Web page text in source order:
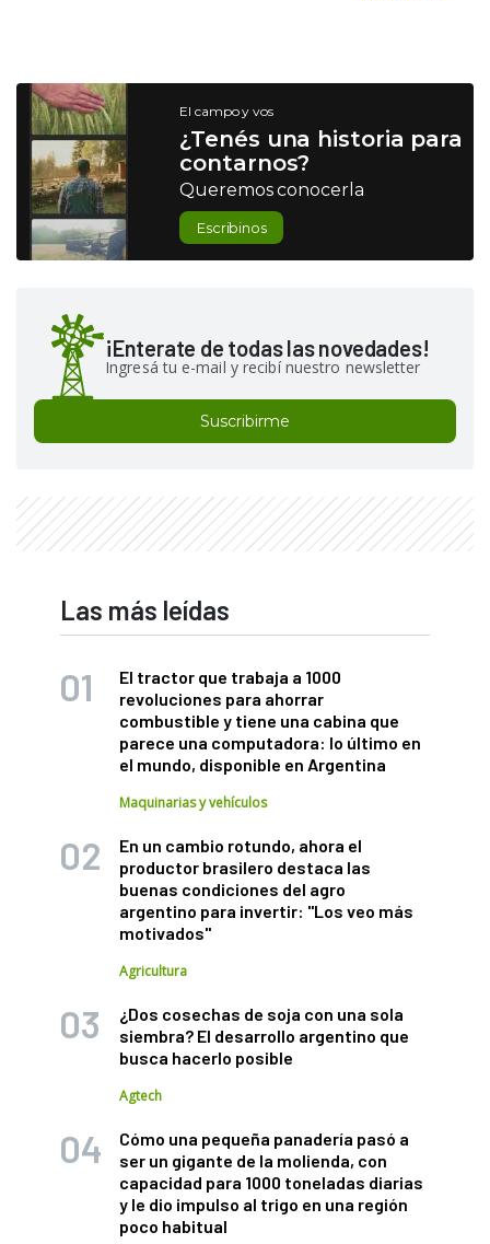
El campo y vos
¿Tenés una historia para
contarnos?
Queremos conocerla
Escribinos
¡Enterate de todas las novedades!
Ingresá tu e-mail y recibí nuestro newsletter
Suscribirme
Las más leídas
El tractor que trabaja a 1000
revoluciones para ahorrar
combustible y tiene una cabina que
parece una computadora: lo último en
el mundo, disponible en Argentina
Maquinarias y vehículos
En un cambio rotundo, ahora el
productor brasilero destaca las
buenas condiciones del agro
argentino para invertir: "Los veo más
motivados"
Agricultura
¿Dos cosechas de soja con una sola
siembra? El desarrollo argentino que
busca hacerlo posible
Agtech
Cómo una pequeña panadería pasó a
ser un gigante de la molienda, con
capacidad para 1000 toneladas diarias
y le dio impulso al trigo en una región
poco habitual